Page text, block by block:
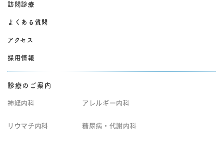
訪問診療
よくある質問
アクセス
採用情報
診療のご案内
神経内科 アレルギー内科
リウマチ内科 糖尿病・代謝内科